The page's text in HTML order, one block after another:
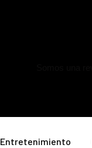
Entretenimiento